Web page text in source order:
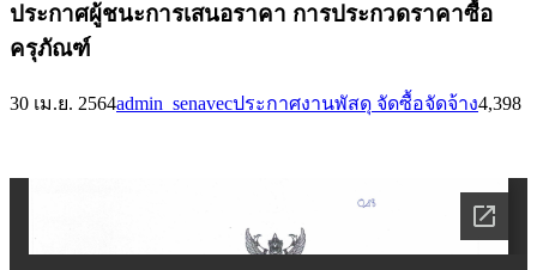
ประกาศผู้ชนะการเสนอราคา การประกวดราคาซื้อ
ครุภัณฑ์
30 เม.ย. 2564admin_senavecประกาศงานพัสดุ จัดซื้อจัดจ้าง4,398